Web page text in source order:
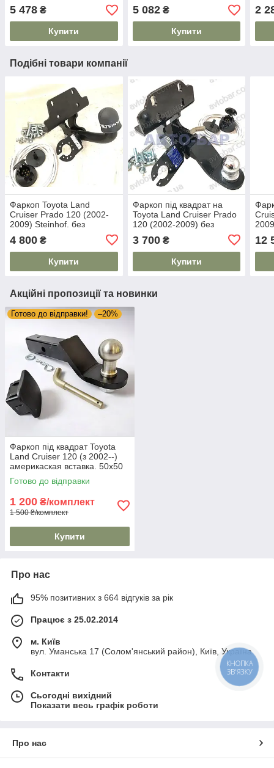
5 478 ₴
Купити
5 082₴
Купити
2
Подібні товари компанії
Фаркоп Toyota Land
Cruiser Prado 120 (2002-
2009) Steinhof. без
4 800 ₴
Купити
Фаркоп під квадрат на
Toyota Land Cruiser Prado
120 (2002-2009) без
3 700₴
Купити
12
Акційні пропозиції та новинки
Готово до відправки! –20%
Фаркоп під квадрат Toyota
Land Cruiser 120 (з 2002--)
америкаская вставка. 50х50
мм
Готово до відправки
1 200 ₴/комплект
1 500 ₴/комплект
Купити
Про нас
95% позитивних з 664 відгуків за рік
Працює з 25.02.2014
м. Київ
вул. Уманська 17 (Солом'янський район), Київ, Україна
Контакти
Сьогодні вихідний
Показати весь графік роботи
Про нас
КНОПКА
ЗВ'ЯЗКУ